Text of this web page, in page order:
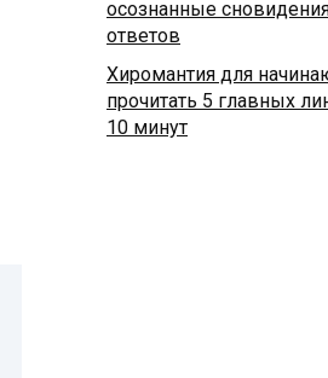
осознанные
ответов
Хиромантия для
прочитать 5 главных
10 минут